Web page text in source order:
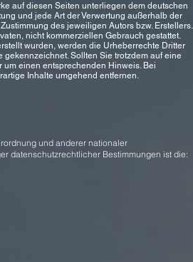
auf diesen Seiten unterliegen dem deutschen
und jede Art der Verwertung außerhalb der
des jeweiligen Autors bzw. Erstellers.
nicht kommerziellen Gebrauch gestattet.
wurden, werden die Urheberrechte Dritter
Sollten Sie trotzdem auf eine
einen entsprechenden Hinweis. Bei
Inhalte umgehend entfernen.
und anderer nationaler
datenschutzrechtlicher Bestimmungen ist die: